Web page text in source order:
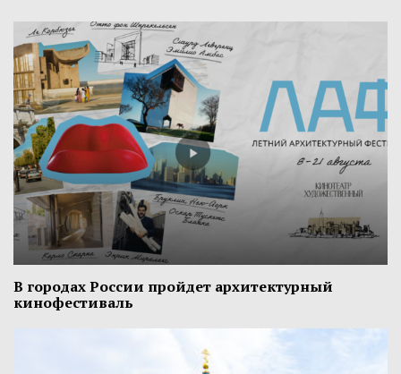
В городах России пройдет архитектурный
кинофестиваль